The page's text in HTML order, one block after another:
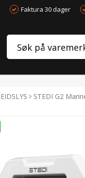
Faktura 30 dager
STEDI G2